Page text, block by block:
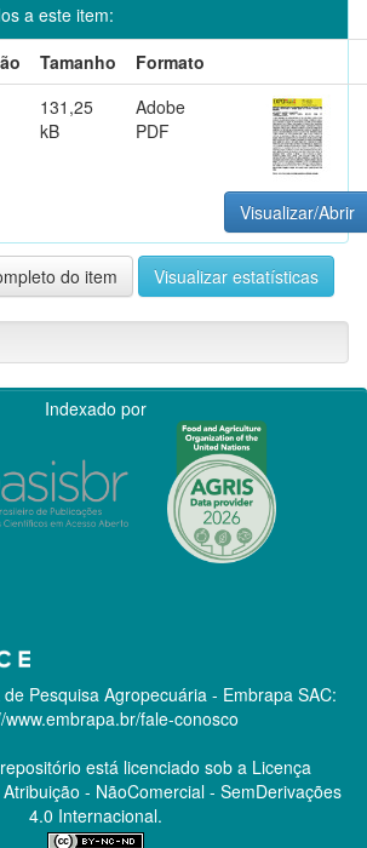
a este item:
Tamanho
Formato
131,25
kB
Adobe
PDF
Visualizar/Abrir
do item Visualizar estatísticas
Indexado por
Pesquisa Agropecuária - Embrapa SAC:
www.embrapa.br/fale-conosco
está licenciado sob a Licença
- NãoComercial - SemDerivações
4.0 Internacional.